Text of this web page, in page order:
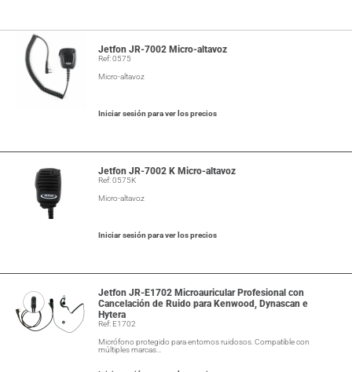
Jetfon JR-7002 Micro-altavoz
Ref: 0575
Micro-altavoz
Iniciar sesión para ver los precios
Jetfon JR-7002 K Micro-altavoz
Ref: 0575K
Micro-altavoz
Iniciar sesión para ver los precios
Jetfon JR-E1702 Microauricular Profesional con
Cancelación de Ruido para Kenwood, Dynascan e
Hytera
Ref: E1702
Micrófono protegido para entornos ruidosos. Compatible con
múltiples marcas…